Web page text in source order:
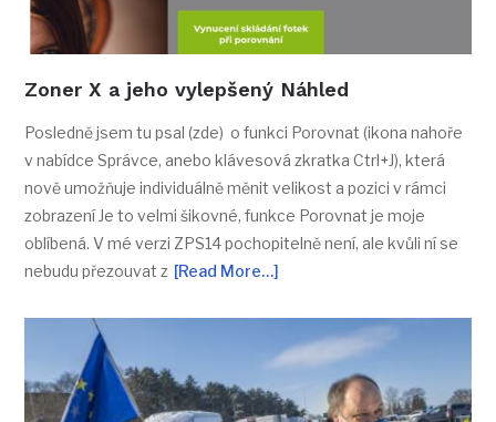
Zoner X a jeho vylepšený Náhled
Posledně jsem tu psal (zde) o funkci Porovnat (ikona nahoře
v nabídce Správce, anebo klávesová zkratka Ctrl+J), která
nově umožňuje individuálně měnit velikost a pozici v rámci
zobrazení Je to velmi šikovné, funkce Porovnat je moje
oblíbená. V mé verzi ZPS14 pochopitelně není, ale kvůli ní se
nebudu přezouvat z [Read More…]